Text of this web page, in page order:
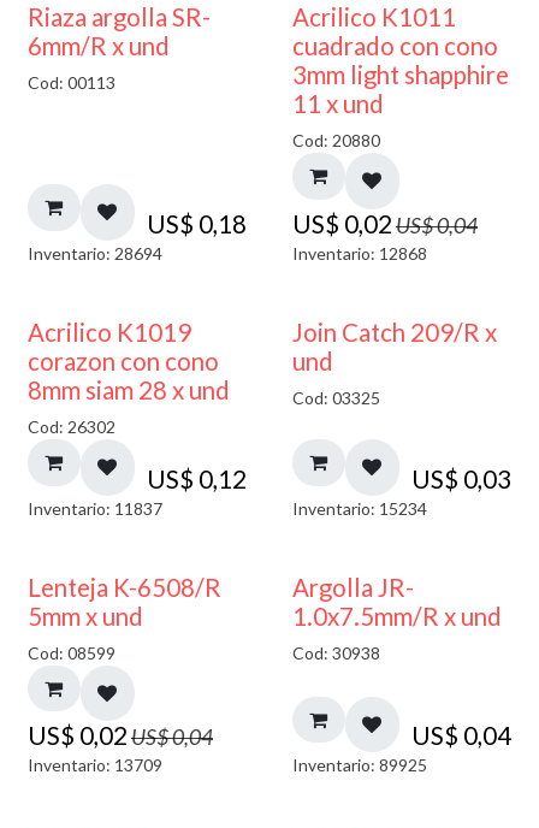
Riaza argolla SR-
6mm/R x und
Cod: 00113
US$ 0,18
Inventario: 28694
50% DESCUENTO
Acrilico K1011
cuadrado con cono
3mm light shapphire
11 x und
Cod: 20880
US$ 0,02US$0,04
Inventario: 12868
Acrilico K1019
corazon con cono
8mm siam 28 x und
Cod: 26302
US$ 0,12
Inventario: 11837
Join Catch 209/R x
und
Cod: 03325
US$ 0,03
Inventario: 15234
50% DESCUENTO
Lenteja K-6508/R
5mm x und
Cod: 08599
US$ 0,02US$0,04
Inventario: 13709
Argolla JR-
1.0x7.5mm/R x und
Cod: 30938
US$ 0,04
Inventario: 89925